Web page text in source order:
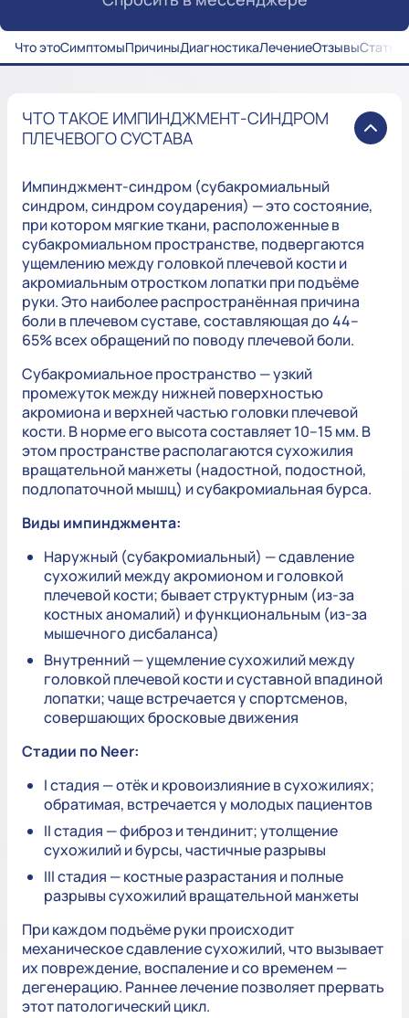
Что этоСимптомыПричиныДиагностикаЛечениеОтзывыСтатьи
ЧТО ТАКОЕ ИМПИНДЖМЕНТ-СИНДРОМ
ПЛЕЧЕВОГО СУСТАВА
Импинджмент-синдром (субакромиальный
синдром, синдром соударения) — это состояние,
при котором мягкие ткани, расположенные в
субакромиальном пространстве, подвергаются
ущемлению между головкой плечевой кости и
акромиальным отростком лопатки при подъёме
руки. Это наиболее распространённая причина
боли в плечевом суставе, составляющая до 44–
65% всех обращений по поводу плечевой боли.
Субакромиальное пространство — узкий
промежуток между нижней поверхностью
акромиона и верхней частью головки плечевой
кости. В норме его высота составляет 10–15 мм. В
этом пространстве располагаются сухожилия
вращательной манжеты (надостной, подостной,
подлопаточной мышц) и субакромиальная бурса.
Виды импинджмента:
Наружный (субакромиальный) — сдавление
сухожилий между акромионом и головкой
плечевой кости; бывает структурным (из-за
костных аномалий) и функциональным (из-за
мышечного дисбаланса)
Внутренний — ущемление сухожилий между
головкой плечевой кости и суставной впадиной
лопатки; чаще встречается у спортсменов,
совершающих бросковые движения
Стадии по Neer:
I стадия — отёк и кровоизлияние в сухожилиях;
обратимая, встречается у молодых пациентов
II стадия — фиброз и тендинит; утолщение
сухожилий и бурсы, частичные разрывы
III стадия — костные разрастания и полные
разрывы сухожилий вращательной манжеты
При каждом подъёме руки происходит
механическое сдавление сухожилий, что вызывает
их повреждение, воспаление и со временем —
дегенерацию. Раннее лечение позволяет прервать
этот патологический цикл.